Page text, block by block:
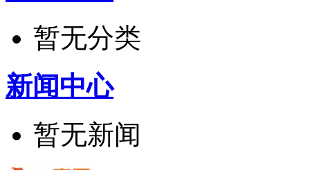
暂无分类
新闻中心
暂无新闻